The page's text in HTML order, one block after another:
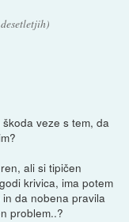
veze s tem, da
ali si tipičen
krivica, ima potem
da nobena pravila
problem..?